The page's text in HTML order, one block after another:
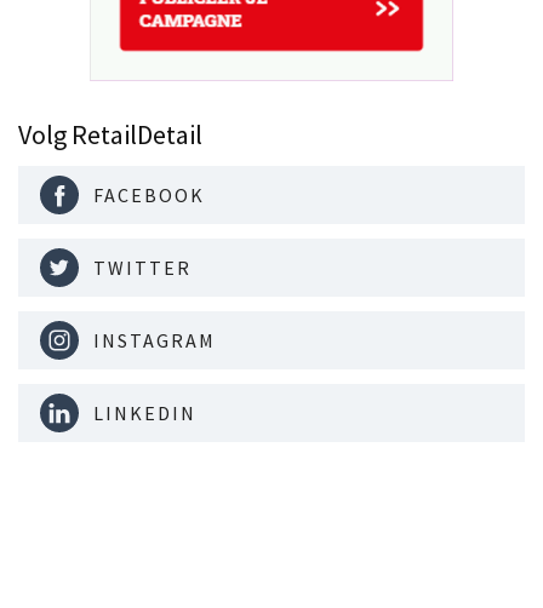
Volg RetailDetail
FACEBOOK
TWITTER
INSTAGRAM
LINKEDIN